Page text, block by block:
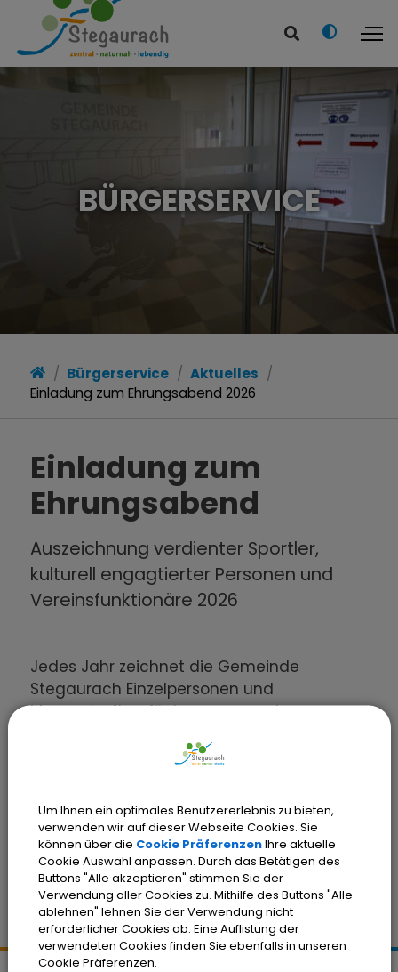
BÜRGERSERVICE
Bürgerservice
Aktuelles
Einladung zum Ehrungsabend 2026
Einladung zum
Ehrungsabend
Auszeichnung verdienter Sportler,
kulturell engagtierter Personen und
Vereinsfunktionäre 2026
Jedes Jahr zeichnet die Gemeinde
Stegaurach Einzelpersonen und
Mannschaften für hervorragende
langjährige Vereinsfunktionäre und
Donnerstag, den 16. Juli 2026, um 18.00 Uhr
im Bürgersaal statt.
Um Ihnen ein optimales Benutzererlebnis zu bieten,
verwenden wir auf dieser Webseite Cookies. Sie
können über die Cookie PräferenzenIhre aktuelle
Cookie Auswahl anpassen. Durch das Betätigen des
Buttons "Alle akzeptieren" stimmen Sie der
Verwendung aller Cookies zu. Mithilfe des Buttons "Alle
ablehnen" lehnen Sie der Verwendung nicht
erforderlicher Cookies ab. Eine Auflistung der
verwendeten Cookies finden Sie ebenfalls in unseren
Cookie Präferenzen.